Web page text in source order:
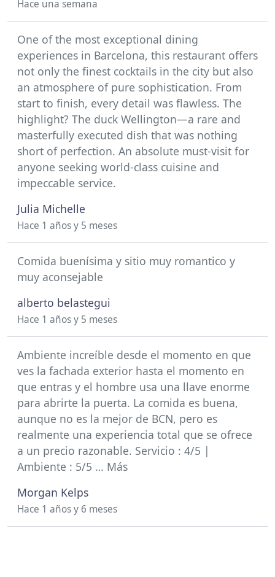
Hace una semana
One of the most exceptional dining
experiences in Barcelona, this restaurant offers
not only the finest cocktails in the city but also
an atmosphere of pure sophistication. From
start to finish, every detail was flawless. The
highlight? The duck Wellington—a rare and
masterfully executed dish that was nothing
short of perfection. An absolute must-visit for
anyone seeking world-class cuisine and
impeccable service.
Julia Michelle
Hace 1 años y 5 meses
Comida buenísima y sitio muy romantico y
muy aconsejable
alberto belastegui
Hace 1 años y 5 meses
Ambiente increíble desde el momento en que
ves la fachada exterior hasta el momento en
que entras y el hombre usa una llave enorme
para abrirte la puerta. La comida es buena,
aunque no es la mejor de BCN, pero es
realmente una experiencia total que se ofrece
a un precio razonable. Servicio : 4/5 |
Ambiente : 5/5 … Más
Morgan Kelps
Hace 1 años y 6 meses